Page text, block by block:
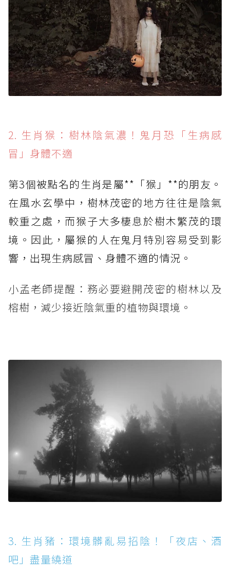
2. 生肖猴：樹林陰氣濃！鬼月恐「生病感
冒」身體不適
第3個被點名的生肖是屬**「猴」**的朋友。
在風水玄學中，樹林茂密的地方往往是陰氣
較重之處，而猴子大多棲息於樹木繁茂的環
境。因此，屬猴的人在鬼月特別容易受到影
響，出現生病感冒、身體不適的情況。
小孟老師提醒：務必要避開茂密的樹林以及
榕樹，減少接近陰氣重的植物與環境。
3. 生肖豬：環境髒亂易招陰！「夜店、酒
吧」盡量繞道